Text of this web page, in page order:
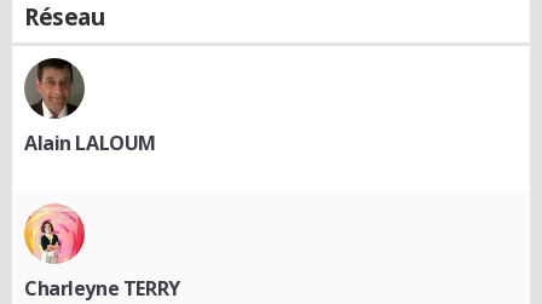
Réseau
Alain LALOUM
Charleyne TERRY